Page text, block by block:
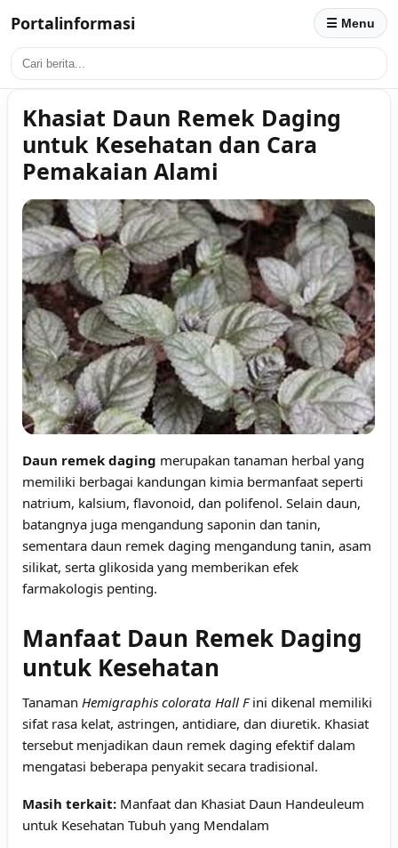
Portalinformasi ☰ Menu
Khasiat Daun Remek Daging
untuk Kesehatan dan Cara
Pemakaian Alami
Daun remek daging merupakan tanaman herbal yang
memiliki berbagai kandungan kimia bermanfaat seperti
natrium, kalsium, flavonoid, dan polifenol. Selain daun,
batangnya juga mengandung saponin dan tanin,
sementara daun remek daging mengandung tanin, asam
silikat, serta glikosida yang memberikan efek
farmakologis penting.
Manfaat Daun Remek Daging
untuk Kesehatan
Tanaman Hemigraphis colorata Hall Fini dikenal memiliki
sifat rasa kelat, astringen, antidiare, dan diuretik. Khasiat
tersebut menjadikan daun remek daging efektif dalam
mengatasi beberapa penyakit secara tradisional.
Masih terkait: Manfaat dan Khasiat Daun Handeuleum
untuk Kesehatan Tubuh yang Mendalam